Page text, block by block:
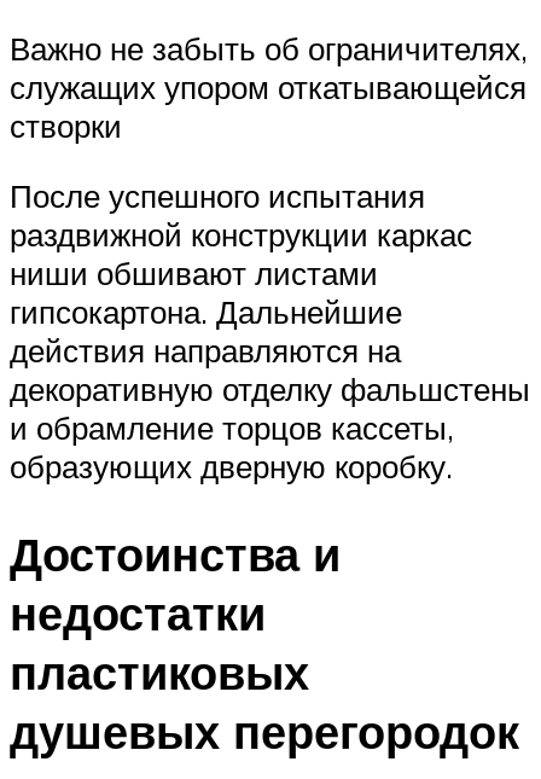
Важно не забыть об ограничителях,
служащих упором откатывающейся
створки
После успешного испытания
раздвижной конструкции каркас
ниши обшивают листами
гипсокартона. Дальнейшие
действия направляются на
декоративную отделку фальшстены
и обрамление торцов кассеты,
образующих дверную коробку.
Достоинства и
недостатки
пластиковых
душевых перегородок